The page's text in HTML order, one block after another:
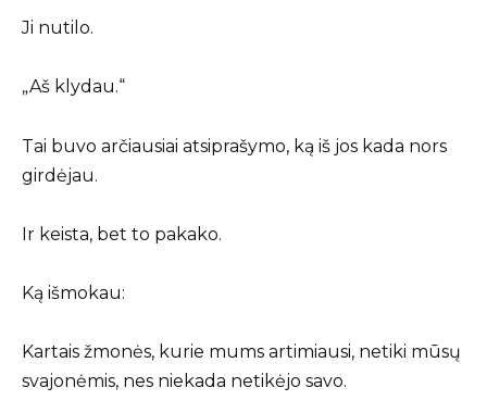
Ji nutilo.
„Aš klydau.“
Tai buvo arčiausiai atsiprašymo, ką iš jos kada nors
girdėjau.
Ir keista, bet to pakako.
Ką išmokau:
Kartais žmonės, kurie mums artimiausi, netiki mūsų
svajonėmis, nes niekada netikėjo savo.